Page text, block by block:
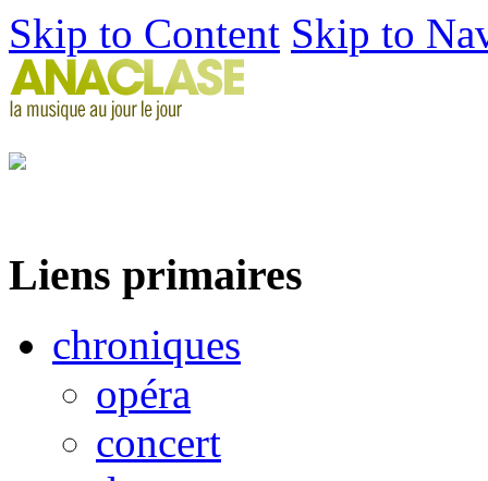
Skip to Content Skip to
Liens primaires
chroniques
opéra
concert